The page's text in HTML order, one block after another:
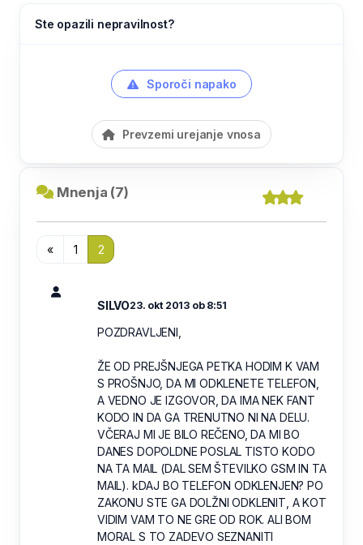
Ste opazili nepravilnost?
Sporoči napako
Prevzemi urejanje vnosa
Mnenja (7)
« 1 2
SILVO23. okt 2013 ob 8:51
POZDRAVLJENI,
ŽE OD PREJŠNJEGA PETKA HODIM K VAM
S PROŠNJO, DA MI ODKLENETE TELEFON,
A VEDNO JE IZGOVOR, DA IMA NEK FANT
KODO IN DA GA TRENUTNO NI NA DELU.
VČERAJ MI JE BILO REČENO, DA MI BO
DANES DOPOLDNE POSLAL TISTO KODO
NA TA MAIL (DAL SEM ŠTEVILKO GSM IN TA
MAIL). kDAJ BO TELEFON ODKLENJEN? PO
ZAKONU STE GA DOLŽNI ODKLENIT, A KOT
VIDIM VAM TO NE GRE OD ROK. ALI BOM
MORAL S TO ZADEVO SEZNANITI